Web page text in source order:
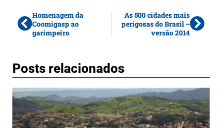
Homenagem da
Coomigasp ao
garimpeiro
As 500 cidades mais
perigosas do Brasil –
versão 2014
Posts relacionados